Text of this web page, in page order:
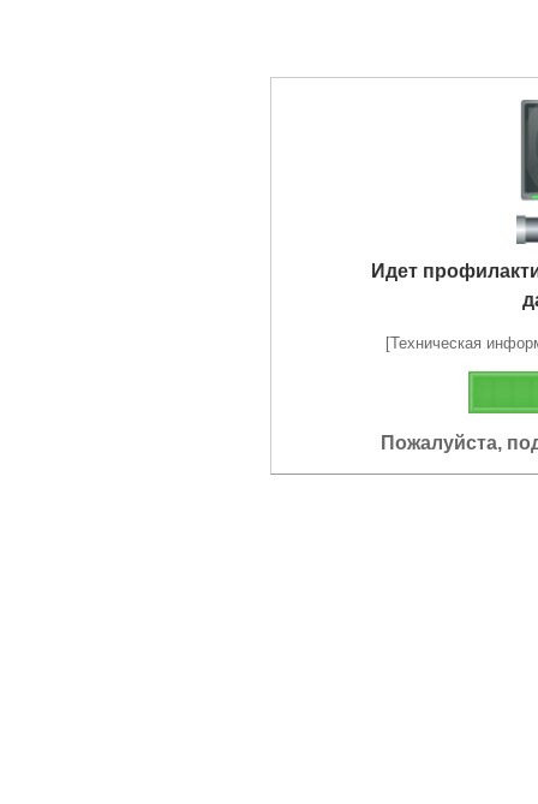
Идет
[Техническая
Пожалуйста,